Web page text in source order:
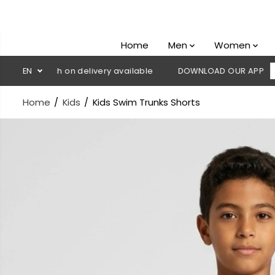
Home Men Women
ENon delivery available DOWNLOAD OUR APP CLICK
Home Kids Kids Swim Trunks Shorts